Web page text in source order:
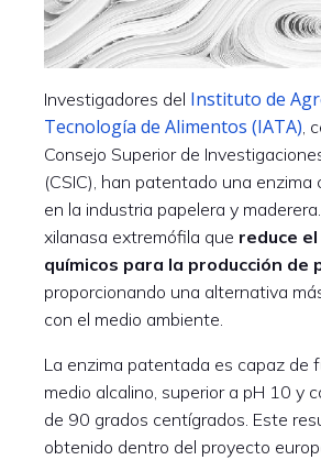
Investigadores del Instituto de
Tecnología de Alimentos (IATA) ,
Consejo Superior de
(CSIC), han patentado una enzima
en la industria papelera y
xilanasa extremófila que reduce
químicos para la producción de
proporcionando una alternativa
con el medio ambiente.
La enzima patentada es capaz de
medio alcalino, superior a pH 10 y
de 90 grados centígrados. Este
obtenido dentro del proyecto